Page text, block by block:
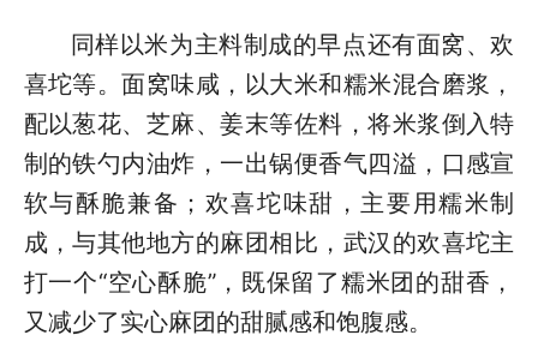
同样以米为主料制成的早点还有面窝、欢
喜坨等。面窝味咸，以大米和糯米混合磨浆，
配以葱花、芝麻、姜末等佐料，将米浆倒入特
制的铁勺内油炸，一出锅便香气四溢，口感宣
软与酥脆兼备；欢喜坨味甜，主要用糯米制
成，与其他地方的麻团相比，武汉的欢喜坨主
打一个“空心酥脆”，既保留了糯米团的甜香，
又减少了实心麻团的甜腻感和饱腹感。